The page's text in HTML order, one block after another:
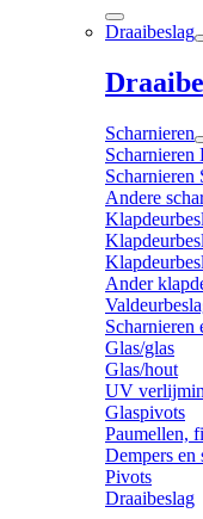
Draaibeslag
Scharnieren
Andere
Ander
Scharnieren
Glas/glas
Glas/hout
UV
Glaspivots
Paumellen,
Dempers en
Pivots
Draaibeslag